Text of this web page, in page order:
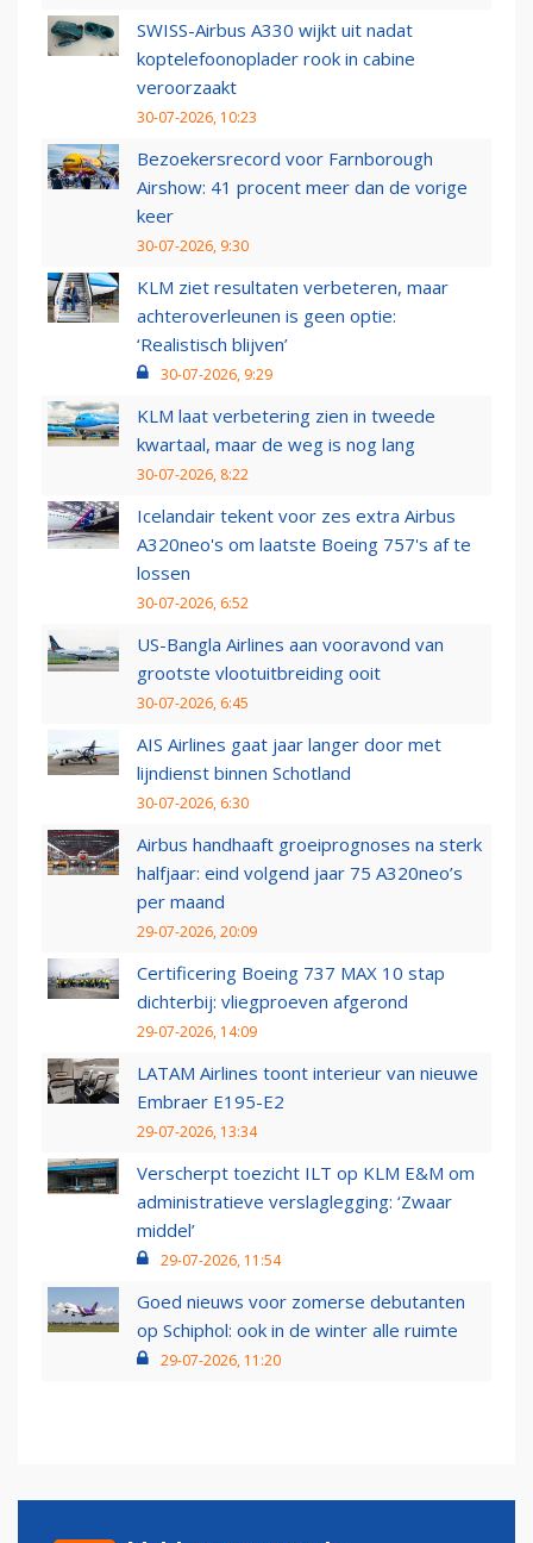
SWISS-Airbus A330 wijkt uit nadat
koptelefoonoplader rook in cabine
veroorzaakt
30-07-2026, 10:23
Bezoekersrecord voor Farnborough
Airshow: 41 procent meer dan de vorige
keer
30-07-2026, 9:30
KLM ziet resultaten verbeteren, maar
achteroverleunen is geen optie:
‘Realistisch blijven’
30-07-2026, 9:29
KLM laat verbetering zien in tweede
kwartaal, maar de weg is nog lang
30-07-2026, 8:22
Icelandair tekent voor zes extra Airbus
A320neo's om laatste Boeing 757's af te
lossen
30-07-2026, 6:52
US-Bangla Airlines aan vooravond van
grootste vlootuitbreiding ooit
30-07-2026, 6:45
AIS Airlines gaat jaar langer door met
lijndienst binnen Schotland
30-07-2026, 6:30
Airbus handhaaft groeiprognoses na sterk
halfjaar: eind volgend jaar 75 A320neo’s
per maand
29-07-2026, 20:09
Certificering Boeing 737 MAX 10 stap
dichterbij: vliegproeven afgerond
29-07-2026, 14:09
LATAM Airlines toont interieur van nieuwe
Embraer E195-E2
29-07-2026, 13:34
Verscherpt toezicht ILT op KLM E&M om
administratieve verslaglegging: ‘Zwaar
middel’
29-07-2026, 11:54
Goed nieuws voor zomerse debutanten
op Schiphol: ook in de winter alle ruimte
29-07-2026, 11:20